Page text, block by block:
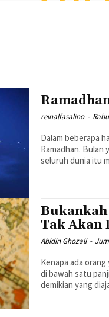
reinalfasalino -
Dalam beberapa
Ramadhan.
seluruh dunia itu
Tak Akan
Abidin Ghozali -
Kenapa ada
di bawah satu
demikian yang